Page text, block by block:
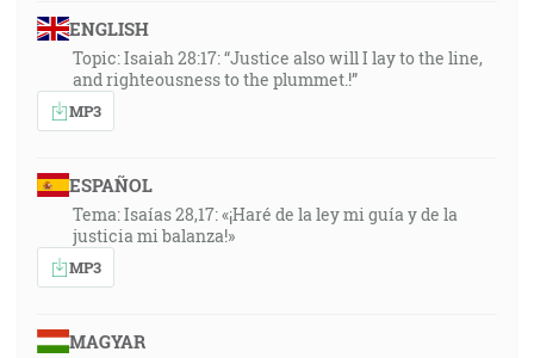
ENGLISH
Topic: Isaiah 28:17: “Justice also will I lay to the line,
and righteousness to the plummet.!”
MP3
ESPAÑOL
Tema: Isaías 28,17: «¡Haré de la ley mi guía y de la
justicia mi balanza!»
MP3
MAGYAR